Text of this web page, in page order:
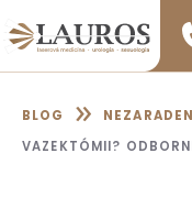
na
obsah
BLOG »
VAZEKTÓMII?